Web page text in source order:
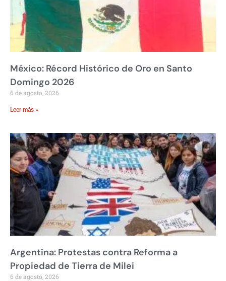
México: Récord Histórico de Oro en Santo
Domingo 2026
6 de agosto, 2026
Leer más »
Argentina: Protestas contra Reforma a
Propiedad de Tierra de Milei
6 de agosto, 2026